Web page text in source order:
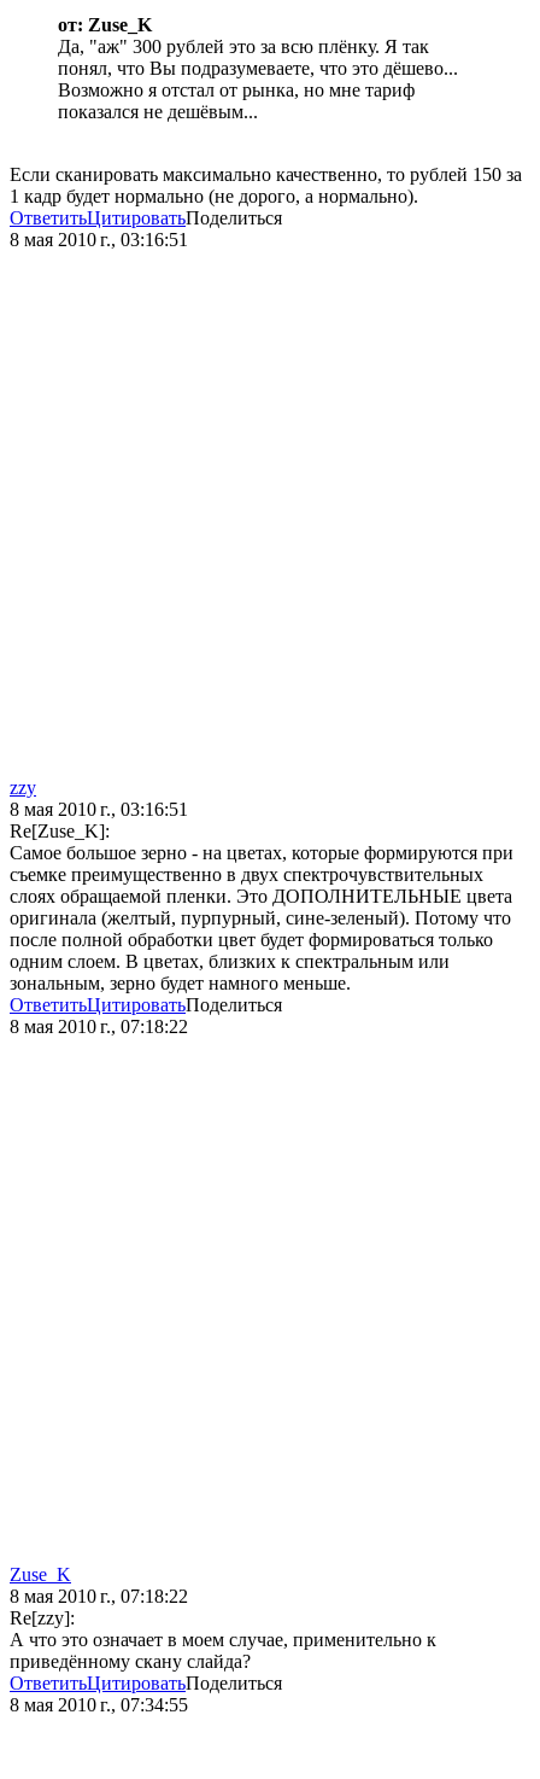
от: Zuse_K
Да, "аж" 300 рублей это за всю плёнку. Я так
понял, что Вы подразумеваете, что это дёшево...
Возможно я отстал от рынка, но мне тариф
показался не дешёвым...
Если сканировать максимально качественно, то рублей 150 за
1 кадр будет нормально (не дорого, а нормально).
ОтветитьЦитироватьПоделиться
8 мая 2010 г., 03:16:51
zzy
8 мая 2010 г., 03:16:51
Re[Zuse_K]:
Самое большое зерно - на цветах, которые формируются при
съемке преимущественно в двух спектрочувствительных
слоях обращаемой пленки. Это ДОПОЛНИТЕЛЬНЫЕ цвета
оригинала (желтый, пурпурный, сине-зеленый). Потому что
после полной обработки цвет будет формироваться только
одним слоем. В цветах, близких к спектральным или
зональным, зерно будет намного меньше.
ОтветитьЦитироватьПоделиться
8 мая 2010 г., 07:18:22
Zuse_K
8 мая 2010 г., 07:18:22
Re[zzy]:
А что это означает в моем случае, применительно к
приведённому скану слайда?
ОтветитьЦитироватьПоделиться
8 мая 2010 г., 07:34:55